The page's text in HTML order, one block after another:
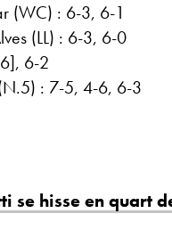
(WC) : 6-3, 6-1
(LL) : 6-3, 6-0
6-2
: 7-5, 4-6, 6-3
se hisse en quart